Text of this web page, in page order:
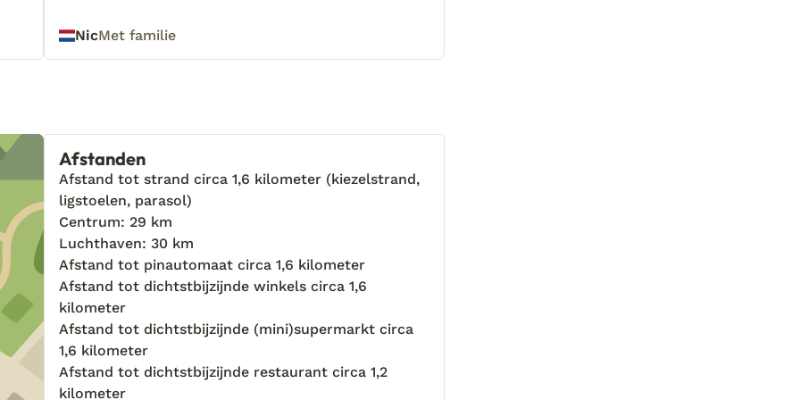
NicMet familie
Afstanden
Afstand tot strand circa 1,6 kilometer (kiezelstrand,
ligstoelen, parasol)
Centrum: 29 km
Luchthaven: 30 km
Afstand tot pinautomaat circa 1,6 kilometer
Afstand tot dichtstbijzijnde winkels circa 1,6
kilometer
Afstand tot dichtstbijzijnde (mini)supermarkt circa
1,6 kilometer
Afstand tot dichtstbijzijnde restaurant circa 1,2
kilometer